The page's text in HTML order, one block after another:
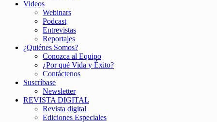
Videos
Webinars
Podcast
Entrevistas
Reportajes
¿Quiénes Somos?
Conozca al Equipo
¿Por qué Vida y Éxito?
Contáctenos
Suscríbase
Newsletter
REVISTA DIGITAL
Revista digital
Ediciones Especiales